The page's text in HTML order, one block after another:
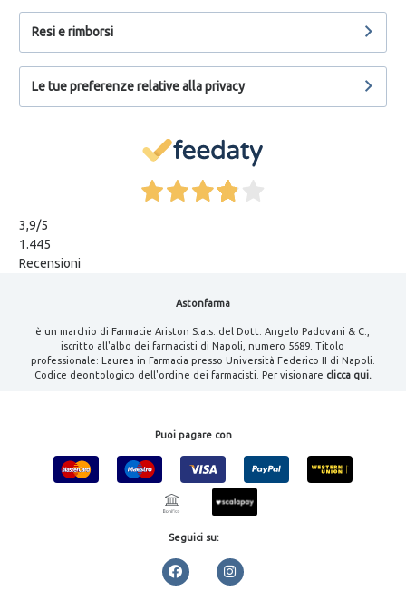
Resi e rimborsi
Le tue preferenze relative alla privacy
3,9/5
1.445
Recensioni
Astonfarma
è un marchio di Farmacie Ariston S.a.s. del Dott. Angelo Padovani & C.,
iscritto all'albo dei farmacisti di Napoli, numero 5689. Titolo
professionale: Laurea in Farmacia presso Università Federico II di Napoli.
Codice deontologico dell'ordine dei farmacisti. Per visionare clicca qui.
Puoi pagare con
Seguici su: